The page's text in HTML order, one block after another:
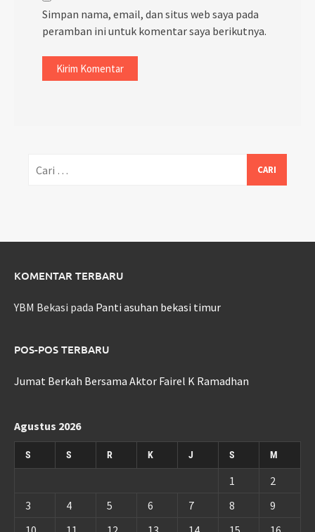
Simpan nama, email, dan situs web saya pada
peramban ini untuk komentar saya berikutnya.
untuk:
KOMENTAR TERBARU
YBM Bekasi pada Panti asuhan bekasi timur
POS-POS TERBARU
Jumat Berkah Bersama Aktor Fairel K Ramadhan
Agustus 2026
S S R K J S M
1
2
3
4 5 6 7 8
9